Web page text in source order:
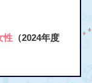
性（2024年度